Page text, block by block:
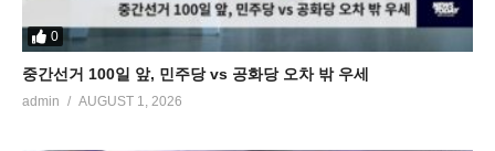
0
중간선거 100일 앞, 민주당 vs 공화당 오차 밖 우세
admin AUGUST 1, 2026